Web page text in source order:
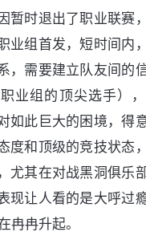
暂时退出了职业联赛
业组首发，短时间内
，需要建立队友间的
业组的顶尖选手）
如此巨大的困境，得
度和顶级的竞技状态
尤其在对战黑洞俱乐
现让人看的是大呼过
冉冉升起。